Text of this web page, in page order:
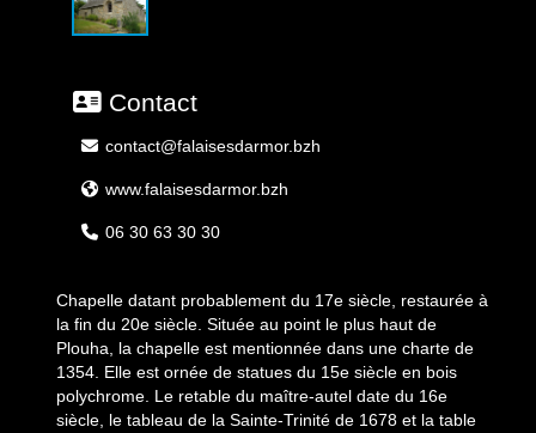
Contact
contact@falaisesdarmor.bzh
www.falaisesdarmor.bzh
06 30 63 30 30
Chapelle datant probablement du 17e siècle, restaurée à
la fin du 20e siècle. Située au point le plus haut de
Plouha, la chapelle est mentionnée dans une charte de
1354. Elle est ornée de statues du 15e siècle en bois
polychrome. Le retable du maître-autel date du 16e
siècle, le tableau de la Sainte-Trinité de 1678 et la table